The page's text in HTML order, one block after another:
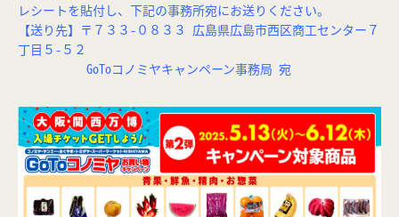
レシートを貼付し、下記の事務所宛にお送りください。
【送り先】〒７３３-０８３３ 広島県広島市西区商工センター７
丁目５-５２
GoToコノミヤキャンペーン事務局 宛